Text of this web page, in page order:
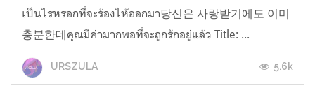
เป็นไรหรอกที่จะร้องไห้ออกมา당신은 사랑받기에도 이미
충분한데คุณมีค่ามากพอที่จะถูกรักอยู่แล้ว Title: ...
URSZULA 5.6k